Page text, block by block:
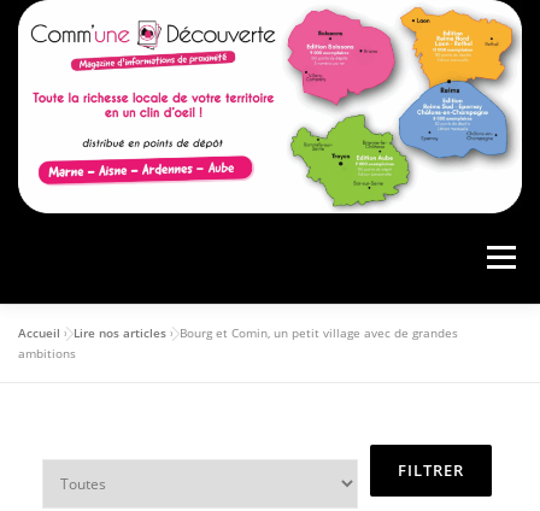
Menu
ACCUEIL
Accueil »Lire nos articles »Bourg et Comin, un petit village avec de grandes
ambitions